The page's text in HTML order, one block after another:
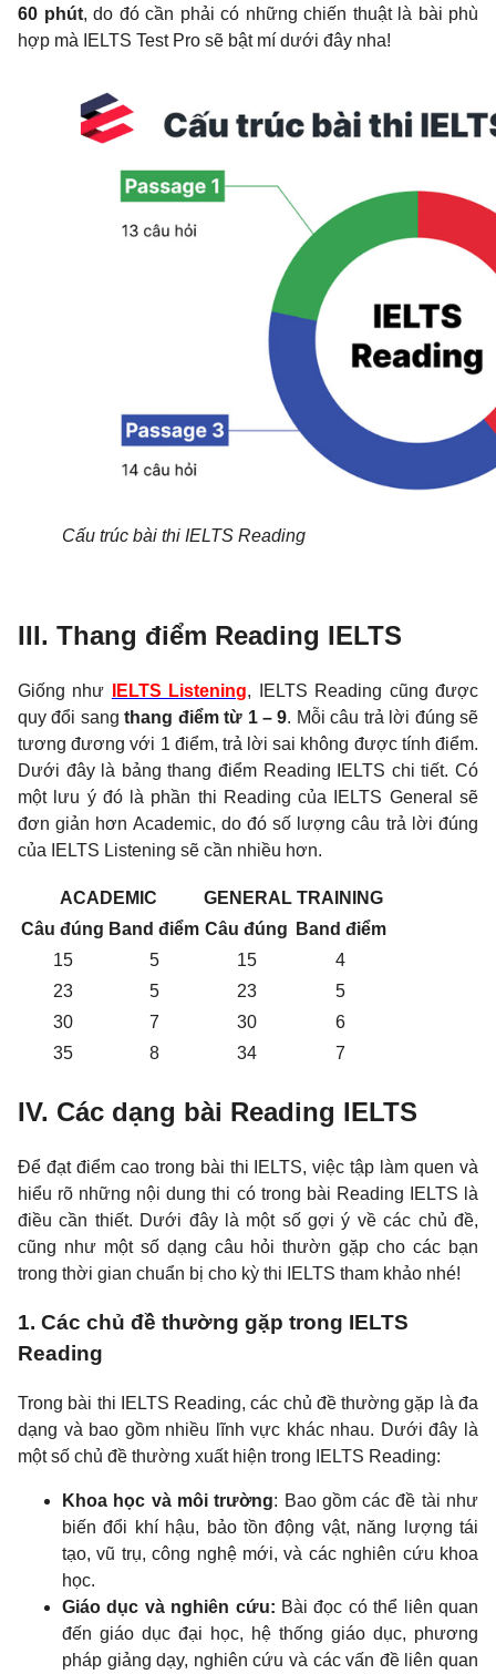
60 phút, do đó cần phải có những chiến thuật là bài phù
hợp mà IELTS Test Pro sẽ bật mí dưới đây nha!
Cấu trúc bài thi IELTS Reading
III. Thang điểm Reading IELTS
Giống như IELTS Listening, IELTS Reading cũng được
quy đổi sangthang điểm từ 1 – 9. Mỗi câu trả lời đúng sẽ
tương đương với 1 điểm, trả lời sai không được tính điểm.
Dưới đây là bảng thang điểm Reading IELTS chi tiết. Có
một lưu ý đó là phần thi Reading của IELTS General sẽ
đơn giản hơn Academic, do đó số lượng câu trả lời đúng
của IELTS Listening sẽ cần nhiều hơn.
ACADEMIC
GENERAL TRAINING
Câu đúng Band điểm Câu đúng
Band điểm
15
5 15
4
23
5 23
5
30
7 30
6
35
8 34 7
IV. Các dạng bài Reading IELTS
Để đạt điểm cao trong bài thi IELTS, việc tập làm quen và
hiểu rõ những nội dung thi có trong bài Reading IELTS là
điều cần thiết. Dưới đây là một số gợi ý về các chủ đề,
cũng như một số dạng câu hỏi thườn gặp cho các bạn
trong thời gian chuẩn bị cho kỳ thi IELTS tham khảo nhé!
1. Các chủ đề thường gặp trong IELTS
Reading
Trong bài thi IELTS Reading, các chủ đề thường gặp là đa
dạng và bao gồm nhiều lĩnh vực khác nhau. Dưới đây là
một số chủ đề thường xuất hiện trong IELTS Reading:
Khoa học và môi trường: Bao gồm các đề tài như
biến đổi khí hậu, bảo tồn động vật, năng lượng tái
tạo, vũ trụ, công nghệ mới, và các nghiên cứu khoa
học.
Giáo dục và nghiên cứu: Bài đọc có thể liên quan
đến giáo dục đại học, hệ thống giáo dục, phương
pháp giảng dạy, nghiên cứu và các vấn đề liên quan